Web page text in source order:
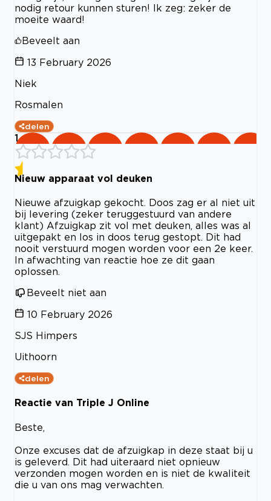
nodig retour kunnen sturen! Ik zeg: zeker de
moeite waard!
Beveelt aan
13 February 2026
Niek
Rosmalen
delen
1
Nieuw apparaat vol deuken
Nieuwe afzuigkap gekocht. Doos zag er al niet uit
bij levering (zeker teruggestuurd van andere
klant) Afzuigkap zit vol met deuken, alles was al
uitgepakt en los in doos terug gestopt. Dit had
nooit verstuurd mogen worden voor een 2e keer.
In afwachting van reactie hoe ze dit gaan
oplossen.
Beveelt niet aan
10 February 2026
SJS Himpers
Uithoorn
delen
Reactie van Triple J Online
Beste,
Onze excuses dat de afzuigkap in deze staat bij u
is geleverd. Dit had uiteraard niet opnieuw
verzonden mogen worden en is niet de kwaliteit
die u van ons mag verwachten.